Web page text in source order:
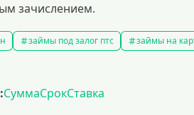
зачислением.
займы под залог птс займы на
СуммаСрокСтавка